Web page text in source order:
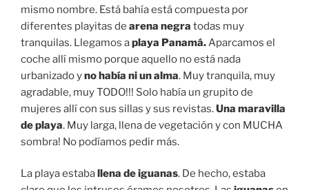
mismo nombre. Está bahía está compuesta por
diferentes playitas de arena negra todas muy
tranquilas. Llegamos aplaya Panamá.Aparcamos el
coche allí mismo porque aquello no está nada
urbanizado yno había ni un alma. Muy tranquila, muy
agradable, muy TODO!!! Solo había un grupito de
mujeres allí con sus sillas y sus revistas.Una maravilla
de playa. Muy larga, llena de vegetación y con MUCHA
sombra! No podíamos pedir más.
La playa estaba llena de iguanas. De hecho, estaba